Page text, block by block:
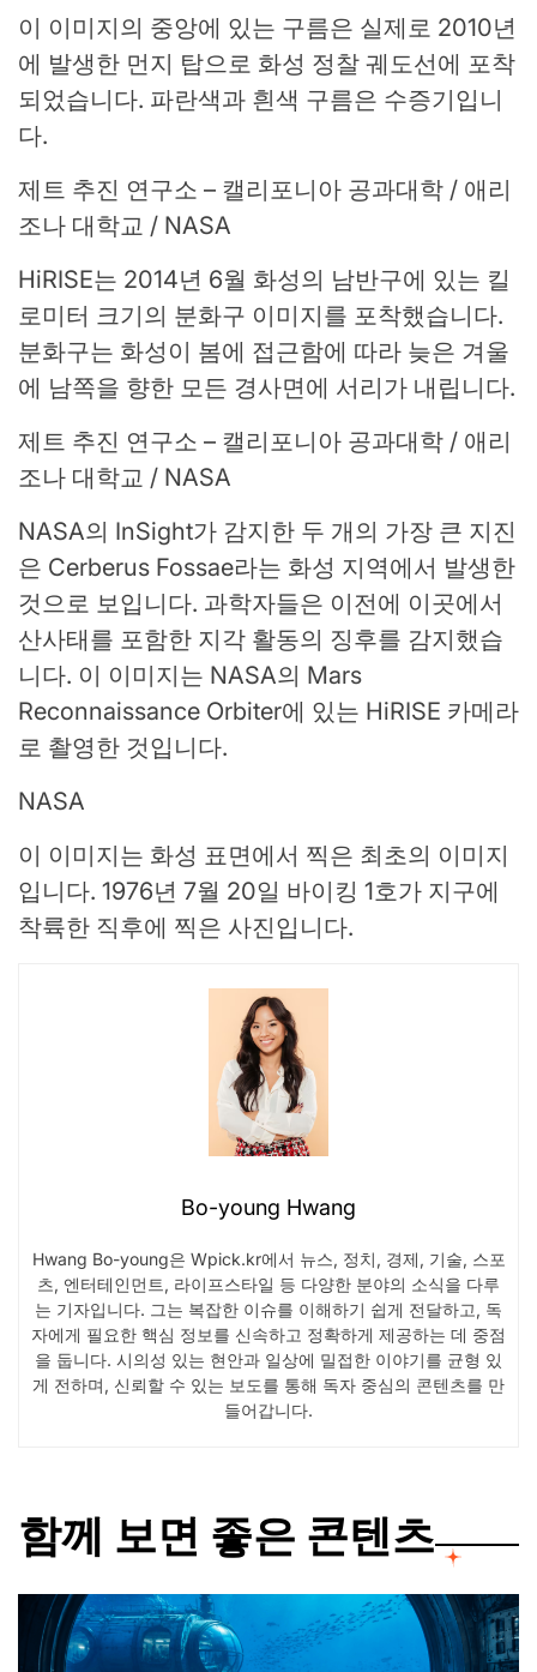
이 이미지의 중앙에 있는 구름은 실제로 2010년
에 발생한 먼지 탑으로 화성 정찰 궤도선에 포착
되었습니다. 파란색과 흰색 구름은 수증기입니
다.
제트 추진 연구소 – 캘리포니아 공과대학 / 애리
조나 대학교 / NASA
HiRISE는 2014년 6월 화성의 남반구에 있는 킬
로미터 크기의 분화구 이미지를 포착했습니다.
분화구는 화성이 봄에 접근함에 따라 늦은 겨울
에 남쪽을 향한 모든 경사면에 서리가 내립니다.
제트 추진 연구소 – 캘리포니아 공과대학 / 애리
조나 대학교 / NASA
NASA의 InSight가 감지한 두 개의 가장 큰 지진
은 Cerberus Fossae라는 화성 지역에서 발생한
것으로 보입니다. 과학자들은 이전에 이곳에서
산사태를 포함한 지각 활동의 징후를 감지했습
니다. 이 이미지는 NASA의 Mars
Reconnaissance Orbiter에 있는 HiRISE 카메라
로 촬영한 것입니다.
NASA
이 이미지는 화성 표면에서 찍은 최초의 이미지
입니다. 1976년 7월 20일 바이킹 1호가 지구에
착륙한 직후에 찍은 사진입니다.
Bo-young Hwang
Hwang Bo-young은 Wpick.kr에서 뉴스, 정치, 경제, 기술, 스포
츠, 엔터테인먼트, 라이프스타일 등 다양한 분야의 소식을 다루
는 기자입니다. 그는 복잡한 이슈를 이해하기 쉽게 전달하고, 독
자에게 필요한 핵심 정보를 신속하고 정확하게 제공하는 데 중점
을 둡니다. 시의성 있는 현안과 일상에 밀접한 이야기를 균형 있
게 전하며, 신뢰할 수 있는 보도를 통해 독자 중심의 콘텐츠를 만
들어갑니다.
함께 보면 좋은 콘텐츠